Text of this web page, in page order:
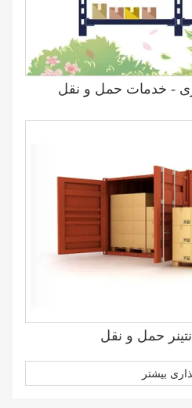
- خدمات حمل و نقل
حمل و نقل
بیشتر